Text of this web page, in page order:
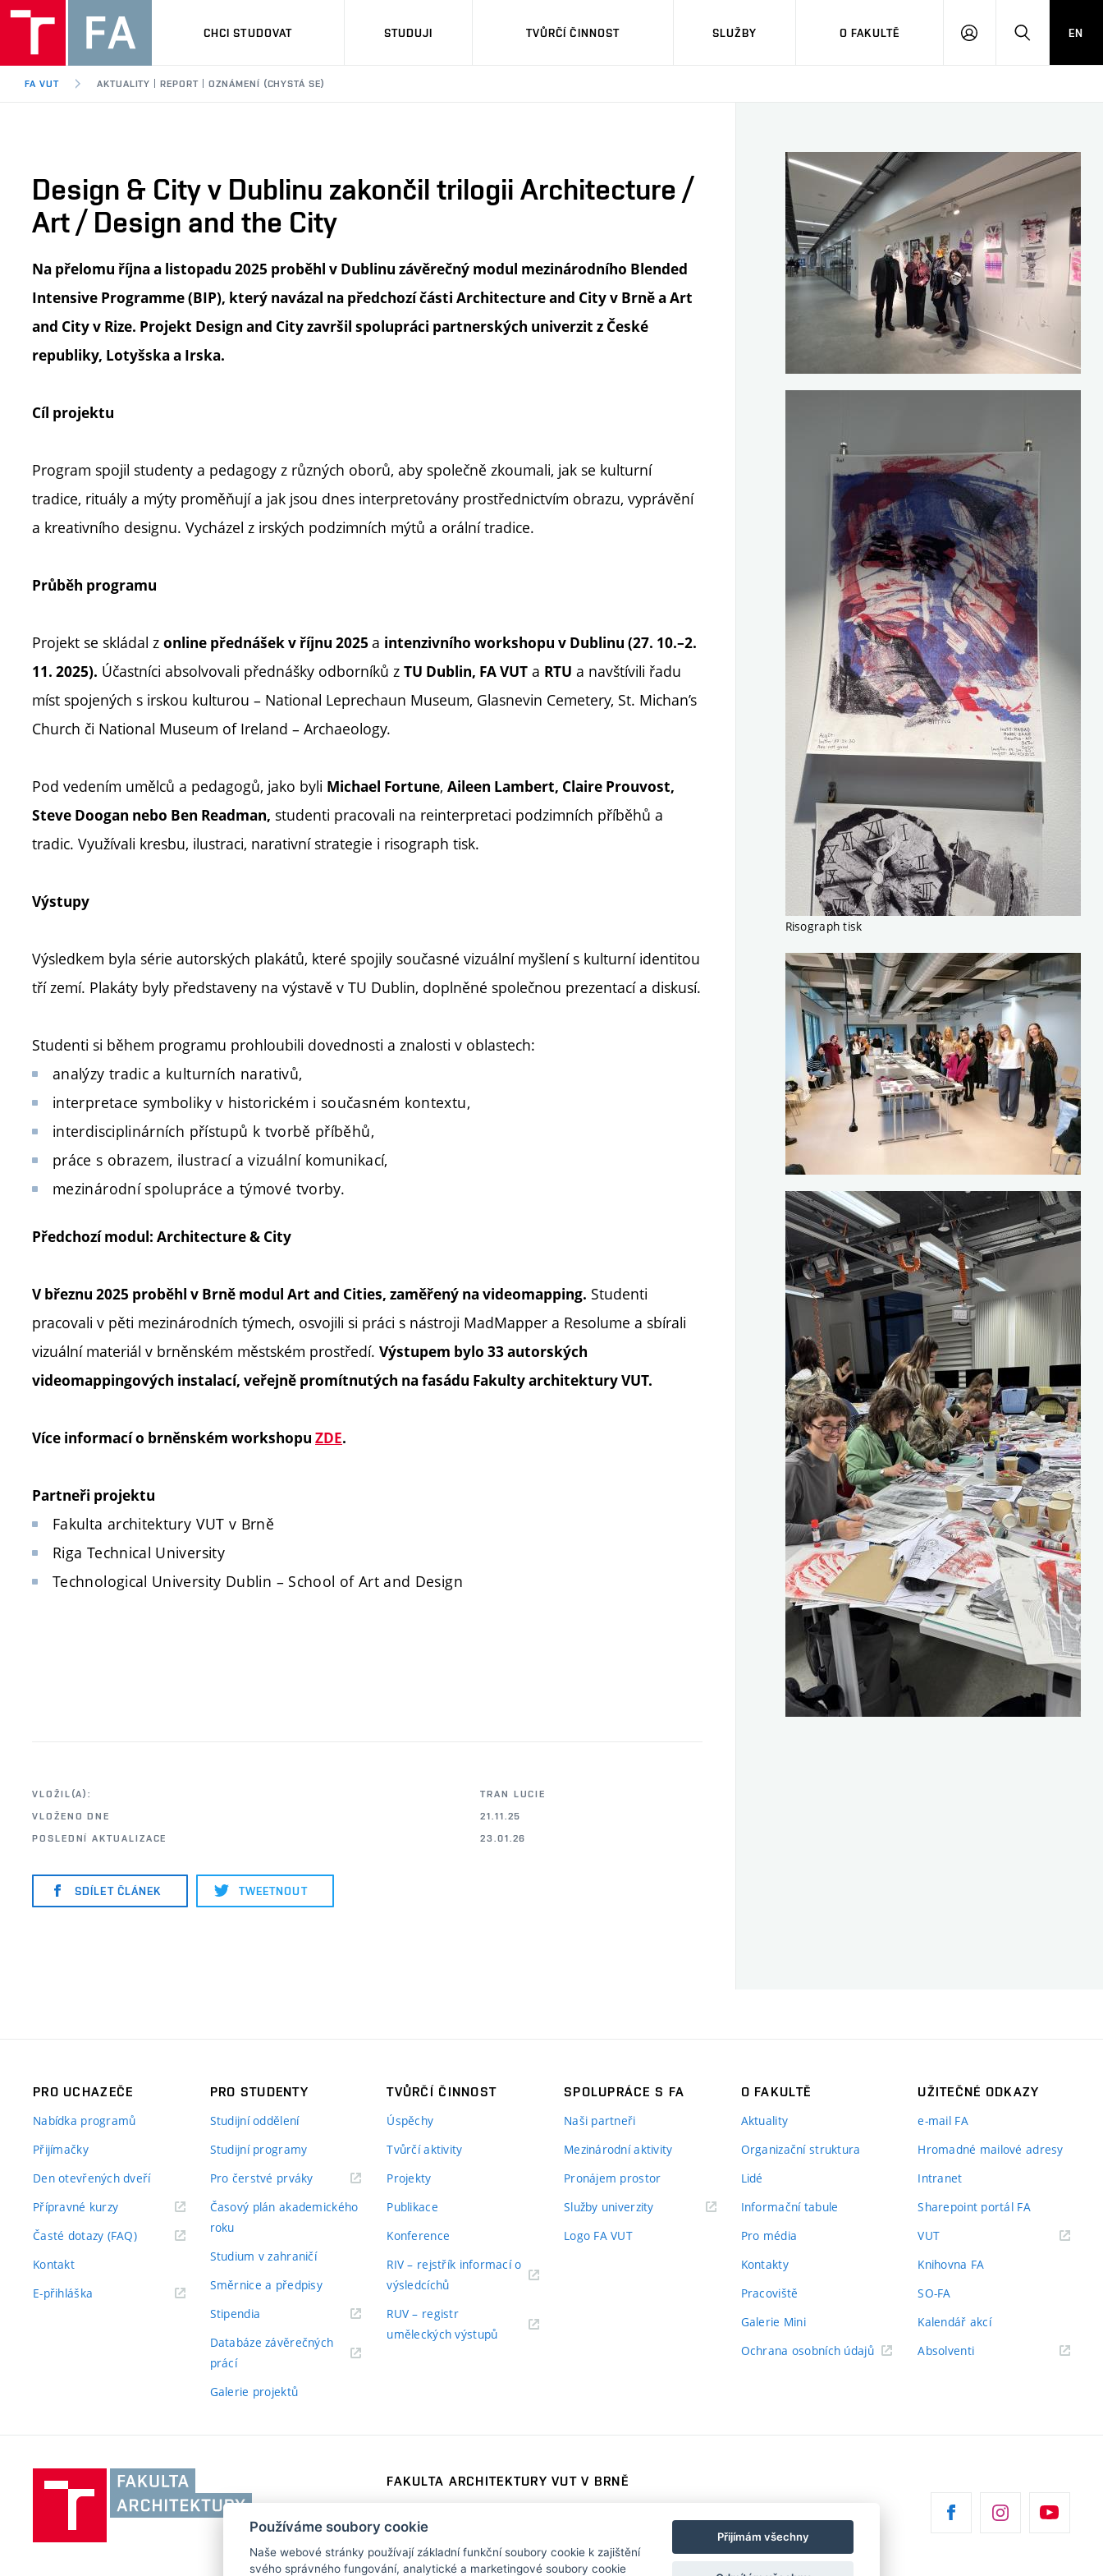
CHCI STUDOVAT STUDUJI TVŮRČÍ ČINNOST SLUŽBY O FAKULTĚ
PŘIHLÁSITHLEDAT
EN
FA VUT AKTUALITY | REPORT | OZNÁMENÍ (CHYSTÁ SE)
Design & City v Dublinu zakončil trilogii Architecture /
Art / Design and the City
Na přelomu října a listopadu 2025 proběhl v Dublinu závěrečný modul mezinárodního Blended
Intensive Programme (BIP), který navázal na předchozí části Architecture and City v Brně a Art
and City v Rize. Projekt Design and City završil spolupráci partnerských univerzit z České
republiky, Lotyšska a Irska.
Cíl projektu
Program spojil studenty a pedagogy z různých oborů, aby společně zkoumali, jak se kulturní
tradice, rituály a mýty proměňují a jak jsou dnes interpretovány prostřednictvím obrazu, vyprávění
a kreativního designu. Vycházel z irských podzimních mýtů a orální tradice.
Průběh programu
Projekt se skládal z online přednášek v říjnu 2025 a intenzivního workshopu v Dublinu (27. 10.–2.
11. 2025). Účastníci absolvovali přednášky odborníků z TU Dublin, FA VUT a RTU a navštívili řadu
míst spojených s irskou kulturou – National Leprechaun Museum, Glasnevin Cemetery, St. Michan’s
Church či National Museum of Ireland – Archaeology.
Pod vedením umělců a pedagogů, jako byli Michael Fortune, Aileen Lambert, Claire Prouvost,
Steve Doogan nebo Ben Readman, studenti pracovali na reinterpretaci podzimních příběhů a
tradic. Využívali kresbu, ilustraci, narativní strategie i risograph tisk.
Výstupy
Výsledkem byla série autorských plakátů, které spojily současné vizuální myšlení s kulturní identitou
tří zemí. Plakáty byly představeny na výstavě v TU Dublin, doplněné společnou prezentací a diskusí.
Studenti si během programu prohloubili dovednosti a znalosti v oblastech:
analýzy tradic a kulturních narativů,
interpretace symboliky v historickém i současném kontextu,
interdisciplinárních přístupů k tvorbě příběhů,
práce s obrazem, ilustrací a vizuální komunikací,
mezinárodní spolupráce a týmové tvorby.
Předchozí modul: Architecture & City
V březnu 2025 proběhl v Brně modul Art and Cities, zaměřený na videomapping. Studenti
pracovali v pěti mezinárodních týmech, osvojili si práci s nástroji MadMapper a Resolume a sbírali
vizuální materiál v brněnském městském prostředí. Výstupem bylo 33 autorských
videomappingových instalací, veřejně promítnutých na fasádu Fakulty architektury VUT.
Více informací o brněnském workshopu ZDE.
Partneři projektu
Fakulta architektury VUT v Brně
Riga Technical University
Technological University Dublin – School of Art and Design
VLOŽIL(A):
TRAN LUCIE
VLOŽENO DNE
21.11.25
POSLEDNÍ AKTUALIZACE
23.01.26
SDÍLET ČLÁNEK TWEETNOUT
Risograph tisk
PRO UCHAZEČE
Nabídka programů
Přijímačky
Den otevřených dveří
Přípravné kurzy
Časté dotazy (FAQ)
Kontakt
E-přihláška
PRO STUDENTY
Studijní oddělení
Studijní programy
Pro čerstvé prváky
Časový plán akademického
roku
Studium v zahraničí
Směrnice a předpisy
Stipendia
Databáze závěrečných
prácí
Galerie projektů
TVŮRČÍ ČINNOST
Úspěchy
Tvůrčí aktivity
Projekty
Publikace
Konference
RIV – rejstřík informací o
výsledcíchů
RUV – registr
uměleckých výstupů
SPOLUPRÁCE S FA
Naši partneři
Mezinárodní aktivity
Pronájem prostor
Služby univerzity
Logo FA VUT
O FAKULTĚ
Aktuality
Organizační struktura
Lidé
Informační tabule
Pro média
Kontakty
Pracoviště
Galerie Mini
Ochrana osobních údajů
UŽITEČNÉ ODKAZY
e-mail FA
Hromadné mailové adresy
Intranet
Sharepoint portál FA
VUT(externí
Knihovna FA
SO-FA
Kalendář akcí
Absolventi(externí
učení
technické
Brně,
FAKULTA ARCHITEKTURY VUT V BRNĚ
Telefon: 54114 6600
Používáme soubory cookie
Naše webové stránky používají základní funkční soubory cookie k zajištění
svého správného fungování, analytické a marketingové soubory cookie
Přijímám všechny